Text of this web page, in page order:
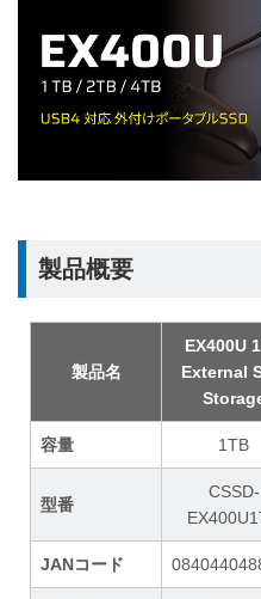
製品概要
製品名
EX400U
External
容量 1TB
型番
CSSD-
JANコード